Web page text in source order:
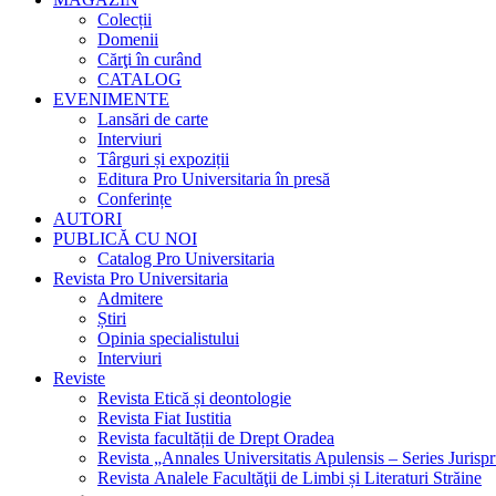
Colecții
Domenii
Cărţi în curând
CATALOG
EVENIMENTE
Lansări de carte
Interviuri
Târguri și expoziții
Editura Pro Universitaria în presă
Conferințe
AUTORI
PUBLICĂ CU NOI
Catalog Pro Universitaria
Revista Pro Universitaria
Admitere
Știri
Opinia specialistului
Interviuri
Reviste
Revista Etică și deontologie
Revista Fiat Iustitia
Revista facultății de Drept Oradea
Revista „Annales Universitatis Apulensis – Series
Revista Analele Facultăţii de Limbi și Literaturi Străine